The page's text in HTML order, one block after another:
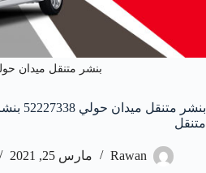
بنشر متنقل ميدان
بنشر
متنقل
Rawan مارس 25, 2021